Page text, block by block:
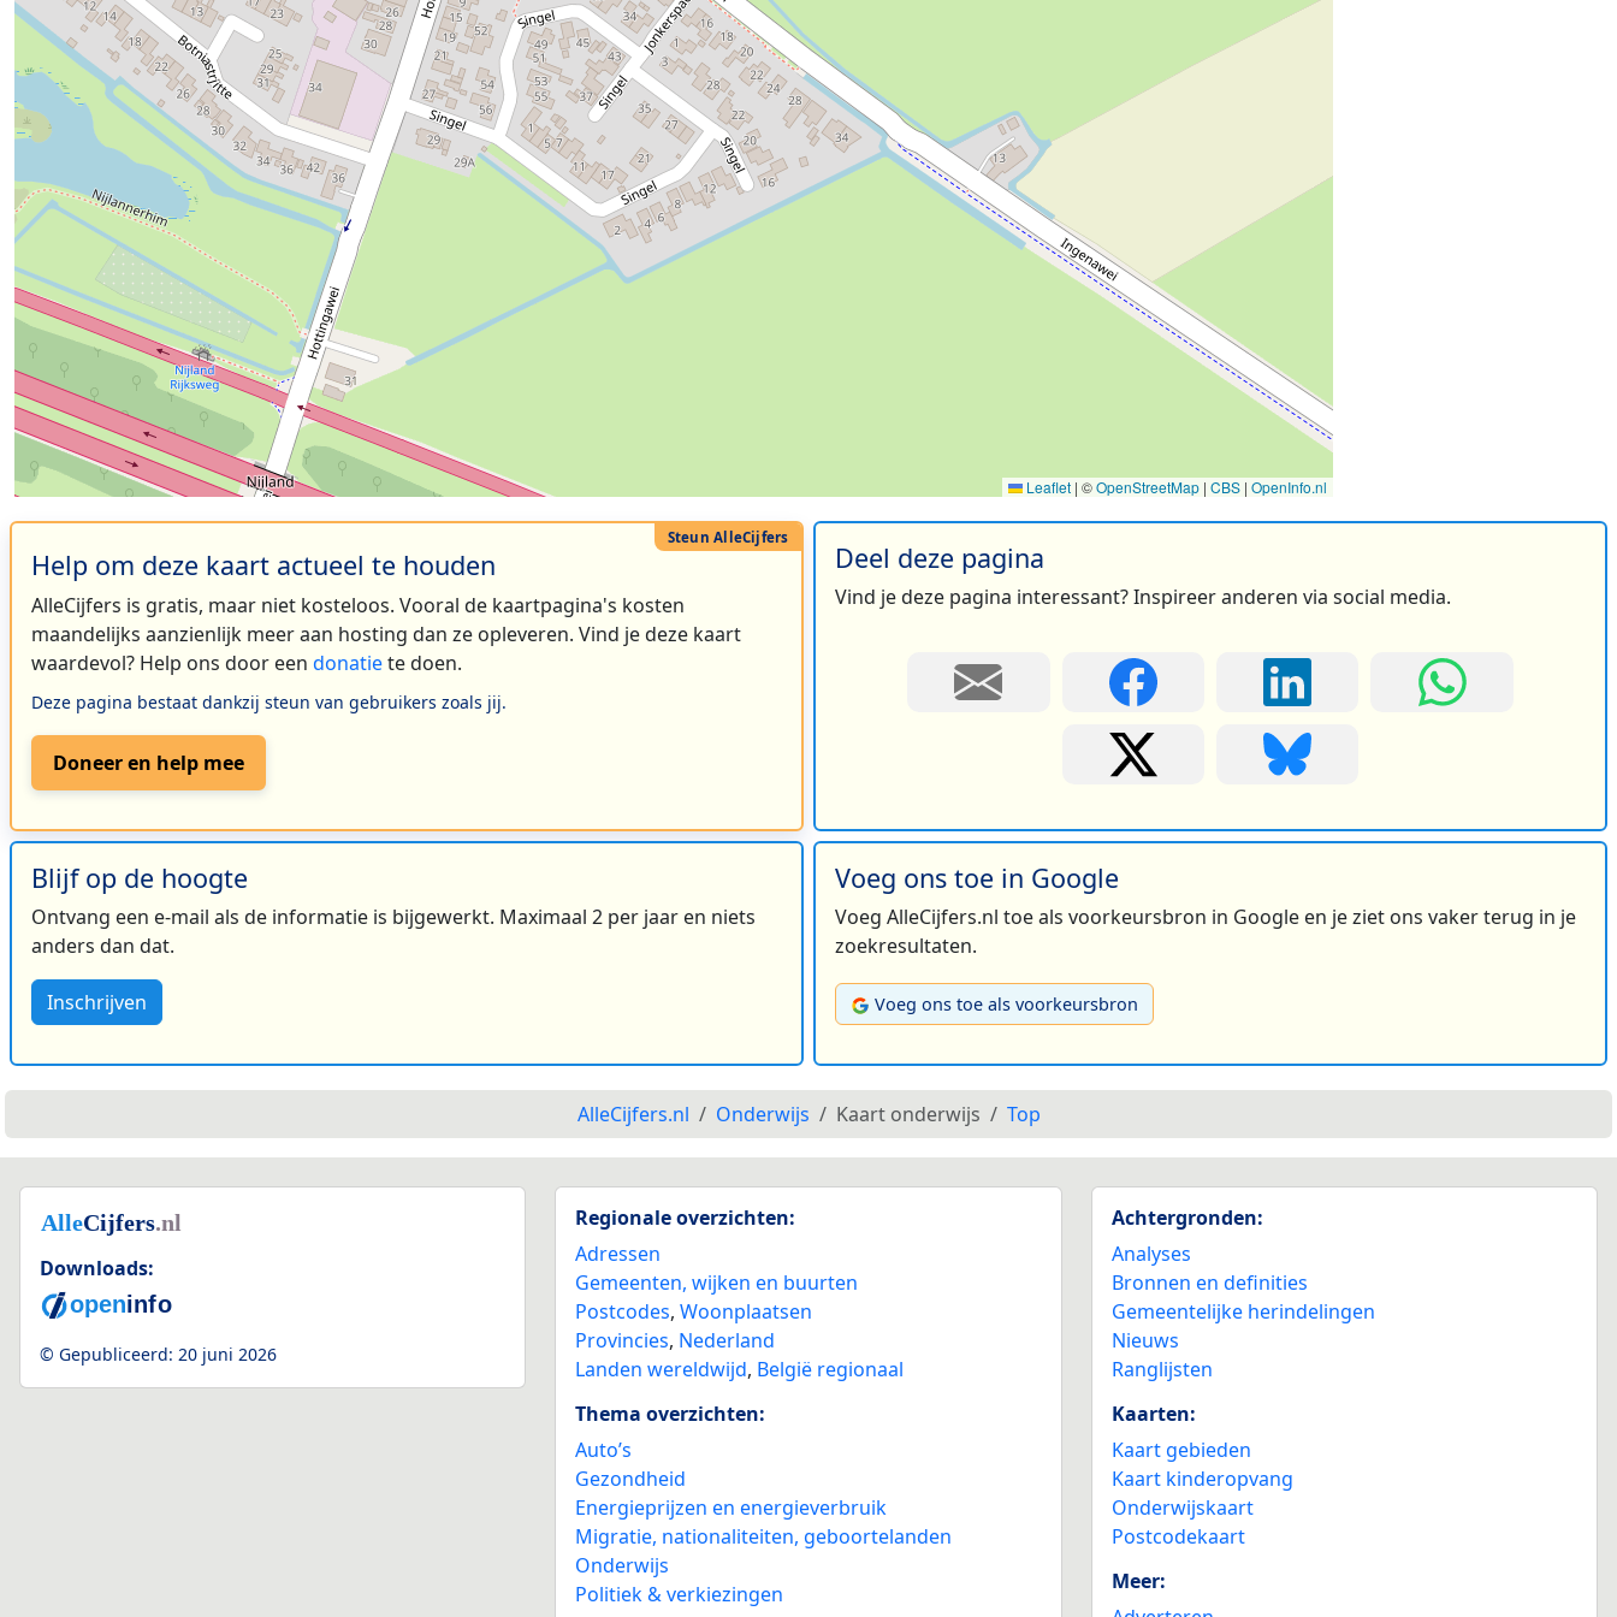
Leaflet | ©OpenStreetMap | CBS | OpenInfo.nl
Help om deze kaart actueel te houden
AlleCijfers is gratis, maar niet kosteloos. Vooral de kaartpagina's kosten
maandelijks aanzienlijk meer aan hosting dan ze opleveren. Vind je deze kaart
waardevol? Help ons door een donatiete doen.
Deze pagina bestaat dankzij steun van gebruikers zoals jij.
Doneer en help mee
Deel deze pagina
Vind je deze pagina interessant? Inspireer anderen via social media.
Blijf op de hoogte
Ontvang een e-mail als de informatie is bijgewerkt. Maximaal 2 per jaar en niets
anders dan dat.
Inschrijven
Voeg ons toe in Google
Voeg AlleCijfers.nl toe als voorkeursbron in Google en je ziet ons vaker terug in je
zoekresultaten.
Voeg ons toe als voorkeursbron
AlleCijfers.nl Onderwijs Kaart onderwijs Top
Downloads:
© Gepubliceerd: 20 juni 2026
Regionale overzichten:
Adressen
Gemeenten, wijken en buurten
Postcodes,Woonplaatsen
Provincies, Nederland
Landen wereldwijd, België regionaal
Thema overzichten:
Auto’s
Gezondheid
Energieprijzen en energieverbruik
Migratie, nationaliteiten, geboortelanden
Onderwijs
Politiek & verkiezingen
Achtergronden:
Analyses
Bronnen en definities
Gemeentelijke herindelingen
Nieuws
Ranglijsten
Kaarten:
Kaart gebieden
Kaart kinderopvang
Onderwijskaart
Postcodekaart
Meer: